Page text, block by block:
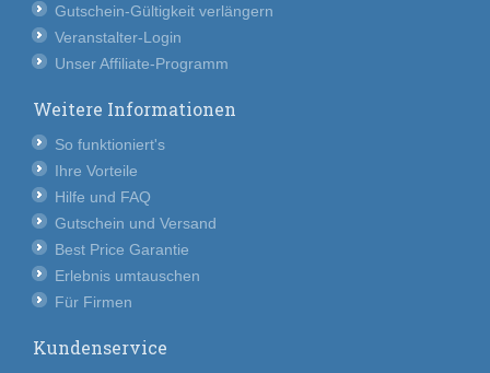
Gutschein-Gültigkeit verlängern
Veranstalter-Login
Unser Affiliate-Programm
Weitere Informationen
So funktioniert's
Ihre Vorteile
Hilfe und FAQ
Gutschein und Versand
Best Price Garantie
Erlebnis umtauschen
Für Firmen
Kundenservice